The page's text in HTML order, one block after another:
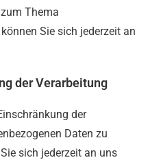
Thema
Sie sich jederzeit an
der Verarbeitung
der
Daten zu
sich jederzeit an uns